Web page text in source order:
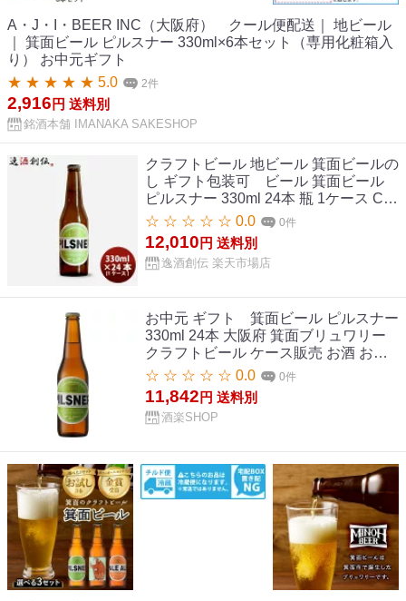
A・J・I・BEER INC（大阪府） クール便配送｜ 地ビール
｜ 箕面ビール ピルスナー 330ml×6本セット（専用化粧箱入
り） お中元ギフト
★ ★ ★ ★ ★ 5.0
2件
2,916 円 送料別
銘酒本舗 IMANAKA SAKESHOP
クラフトビール 地ビール 箕面ビールの
し ギフト包装可 ビール 箕面ビール
ピルスナー 330ml 24本 瓶 1ケース CL
父親 誕生日 プレゼント お酒 父の日 お
中元 夏ギフト 暑中見舞い
☆ ☆ ☆ ☆ ☆ 0.0 0件
12,010 円 送料別
逸酒創伝 楽天市場店
お中元 ギフト 箕面ビール ピルスナー
330ml 24本 大阪府 箕面ブリュワリー
クラフトビール ケース販売 お酒 お中
元 プレゼント
☆ ☆ ☆ ☆ ☆ 0.0 0件
11,842 円 送料別
酒楽SHOP